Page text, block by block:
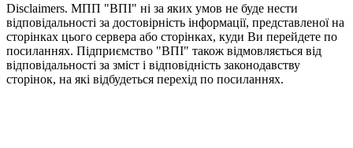
Disclaimers. МПП "ВПІ" ні за яких умов не буде нести
відповідальності за достовірність інформації, представленої на
сторінках цього сервера або сторінках, куди Ви перейдете по
посиланнях. Підприємство "ВПІ" також відмовляється від
відповідальності за зміст і відповідність законодавству
сторінок, на які відбудеться перехід по посиланнях.